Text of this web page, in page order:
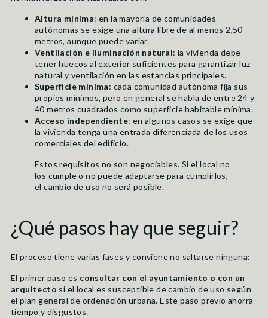
Altura mínima: en la mayoría de comunidades
autónomas se exige una altura libre de al menos 2,50
metros, aunque puede variar.
Ventilación e iluminación natural: la vivienda debe
tener huecos al exterior suficientes para garantizar luz
natural y ventilación en las estancias principales.
Superficie mínima: cada comunidad autónoma fija sus
propios mínimos, pero en general se habla de entre 24 y
40 metros cuadrados como superficie habitable mínima.
Acceso independiente: en algunos casos se exige que
la vivienda tenga una entrada diferenciada de los usos
comerciales del edificio.
Estos requisitos no son negociables. Si el local no
los cumple o no puede adaptarse para cumplirlos,
el cambio de uso no será posible.
¿Qué pasos hay que seguir?
El proceso tiene varias fases y conviene no saltarse ninguna:
El primer paso es consultar con el ayuntamiento o con un
arquitecto si el local es susceptible de cambio de uso según
el plan general de ordenación urbana. Este paso previo ahorra
tiempo y disgustos.